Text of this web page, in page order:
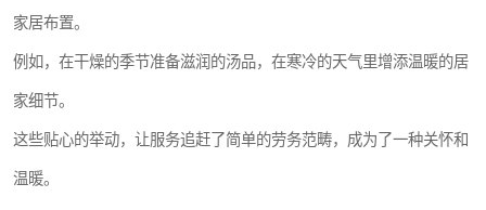
家居布置。
例如，在干燥的季节准备滋润的汤品，在寒冷的天气里增添温暖的居
家细节。
这些贴心的举动，让服务追赶了简单的劳务范畴，成为了一种关怀和
温暖。